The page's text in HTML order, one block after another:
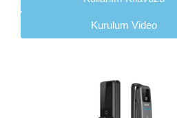
Kurulum Video